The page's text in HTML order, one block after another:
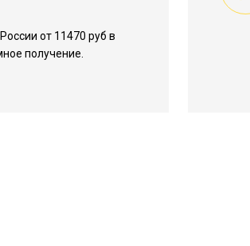
от 11470 руб в
получение.